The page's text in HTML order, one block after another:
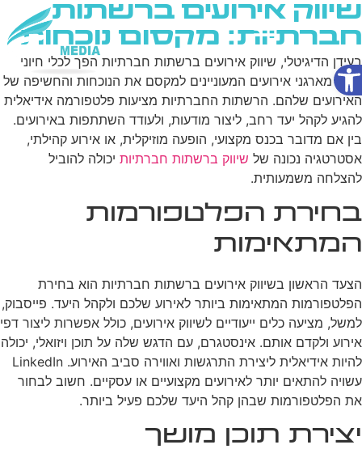
פתח סרגל נגישות
שיווק אירועים ברשתות
חברתיות: מקסום נוכחות
בעידן הדיגיטלי, שיווק אירועים ברשתות חברתיות הפך לכלי חיוני
עבור מארגני אירועים המעוניינים למקסם את הנוכחות והחשיפה של
האירועים שלהם. הרשתות החברתיות מציעות פלטפורמה אידיאלית
להגיע לקהל יעד רחב, ליצור מודעות, ולעודד השתתפות באירועים.
בין אם מדובר בכנס מקצועי, הופעה מוזיקלית, או אירוע קהילתי,
אסטרטגיה נכונה של שיווק ברשתות חברתיות יכולה להוביל
להצלחה משמעותית.
בחירת הפלטפורמות
המתאימות
הצעד הראשון בשיווק אירועים ברשתות חברתיות הוא בחירת
הפלטפורמות המתאימות ביותר לאירוע שלכם ולקהל היעד. פייסבוק,
למשל, מציעה כלים ייעודיים לשיווק אירועים, כולל אפשרות ליצור דפי
אירוע ולקדם אותם. אינסטגרם, עם הדגש שלה על תוכן ויזואלי, יכולה
להיות אידיאלית ליצירת התרגשות ואווירה סביב האירוע. LinkedIn
עשויה להתאים יותר לאירועים מקצועיים או עסקיים. חשוב לבחור
את הפלטפורמות שבהן קהל היעד שלכם פעיל ביותר.
יצירת תוכן מושך